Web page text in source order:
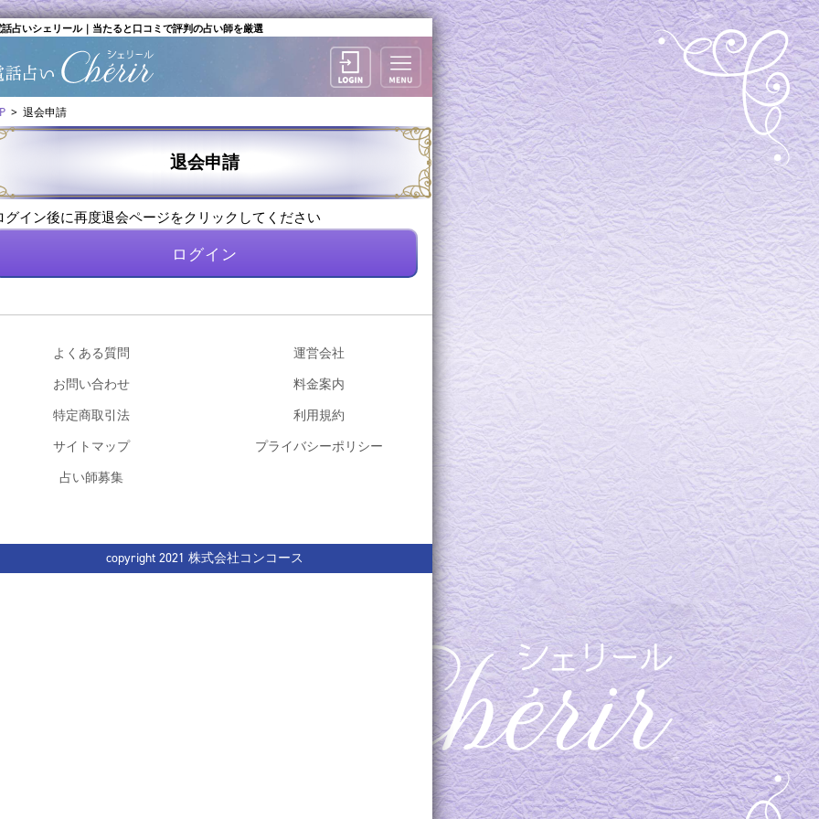
占いシェリール｜当たると口コミで評判の占い師を厳選
退会申請
退会申請
グイン後に再度退会ページをクリックしてください
ログイン
よくある質問
運営会社
お問い合わせ
料金案内
特定商取引法
利用規約
サイトマップ
プライバシーポリシー
占い師募集
copyright 2021 株式会社コンコース